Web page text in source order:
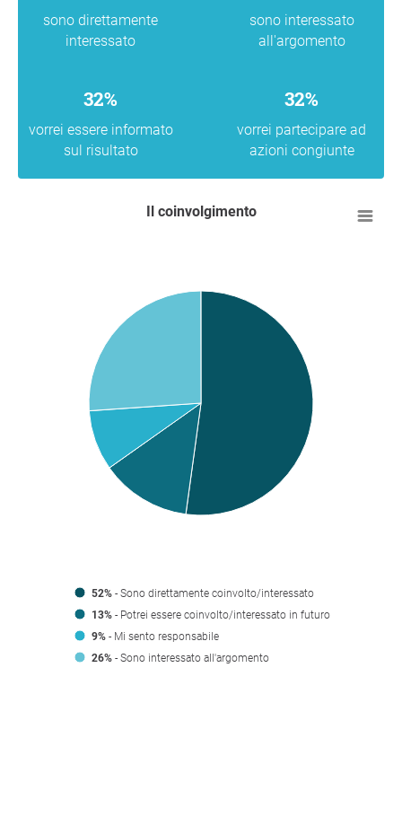
sono direttamente
interessato
sono interessato
all'argomento
32%
vorrei essere informato
sul risultato
32%
vorrei partecipare ad
azioni congiunte
Il coinvolgimento
52% - Sono direttamente coinvolto/interessato
13% - Potrei essere coinvolto/interessato in futuro
9% - Mi sento responsabile
26% - Sono interessato all'argomento